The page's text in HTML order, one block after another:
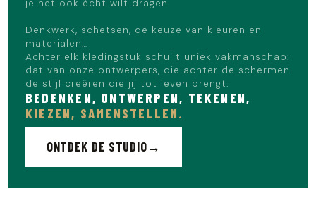
je het ook écht wilt dragen.
Denkwerk, schetsen, de keuze van kleuren en
materialen…
Achter elk kledingstuk schuilt uniek vakmanschap:
dat van onze ontwerpers, die achter de schermen
de stijl creëren die jij tot leven brengt.
BEDENKEN, ONTWERPEN, TEKENEN,
KIEZEN, SAMENSTELLEN.
ONTDEK DE STUDIO